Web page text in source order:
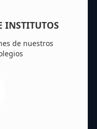
INSTITUTOS
de nuestros